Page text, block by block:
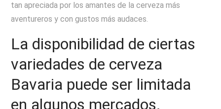
tan apreciada por los amantes de la cerveza más
aventureros y con gustos más audaces.
La disponibilidad de ciertas
variedades de cerveza
Bavaria puede ser limitada
en algunos mercados.